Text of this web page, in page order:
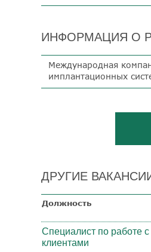
ИНФОРМАЦИЯ О
Международная
имплантационных
ДРУГИЕ
Должность
Специалист по работе с
клиентами